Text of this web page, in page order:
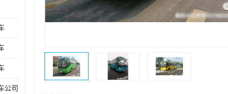
公司